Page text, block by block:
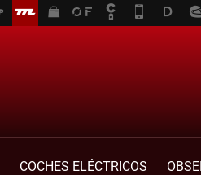
COCHES ELÉCTRICOS